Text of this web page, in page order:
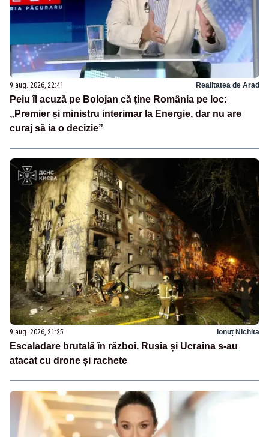
9 aug. 2026, 22:41 Realitatea de Arad
Peiu îl acuză pe Bolojan că ține România pe loc:
„Premier și ministru interimar la Energie, dar nu are
curaj să ia o decizie”
9 aug. 2026, 21:25 Ionuț Nichita
Escaladare brutală în război. Rusia și Ucraina s-au
atacat cu drone și rachete